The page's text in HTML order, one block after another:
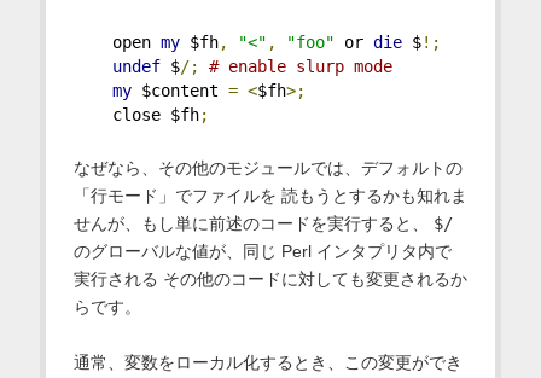
open my $fh, "<" , "foo" or die $!;
undef $/;
# enable slurp mode
my $content = <$fh>;
close $fh;
なぜなら、その他のモジュールでは、デフォルトの
「行モード」でファイルを 読もうとするかも知れま
せんが、もし単に前述のコードを実行すると、 $/
のグローバルな値が、同じ Perl インタプリタ内で
実行される その他のコードに対しても変更されるか
らです。
通常、変数をローカル化するとき、この変更ができ